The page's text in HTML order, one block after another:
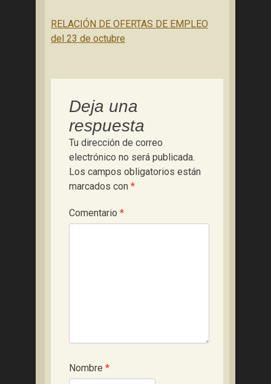
RELACIÓN DE OFERTAS DE EMPLEO
del 23 de octubre
Deja una
respuesta
Tu dirección de correo
electrónico no será publicada.
Los campos obligatorios están
marcados con *
Comentario *
Nombre *